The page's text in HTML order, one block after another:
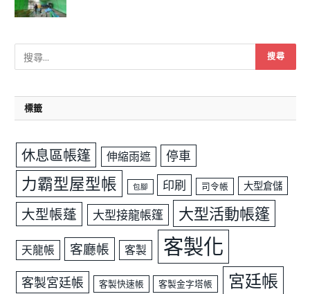
標籤
休息區帳篷 伸縮雨遮 停車
力霸型屋型帳 包腳 印刷 司令帳 大型倉儲
大型帳蓬 大型接龍帳篷 大型活動帳篷
天龍帳 客廳帳 客製 客製化
客製宮廷帳 客製快速帳 客製金字塔帳 宮廷帳